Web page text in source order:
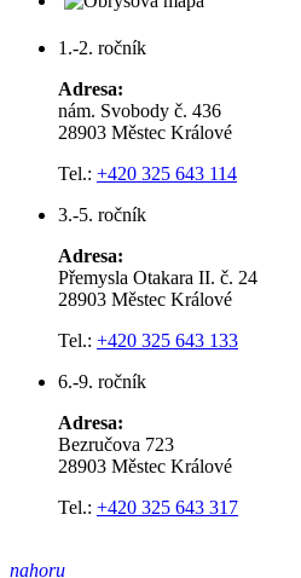
1.-2. ročník
Adresa:
nám. Svobody č. 436
28903 Městec Králové
Tel.: +420 325 643 114
3.-5. ročník
Adresa:
Přemysla Otakara II. č. 24
28903 Městec Králové
Tel.: +420 325 643 133
6.-9. ročník
Adresa:
Bezručova 723
28903 Městec Králové
Tel.: +420 325 643 317
nahoru